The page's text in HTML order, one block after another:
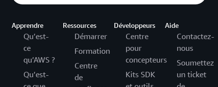
Apprendre
Qu’est-
ce
qu’AWS ?
Qu’est-
Ressources
Démarrer
Formation
Centre
de
Développeurs
Centre
pour
concepteurs
Kits SDK
Aide
Contactez-
nous
Soumettez
un ticket